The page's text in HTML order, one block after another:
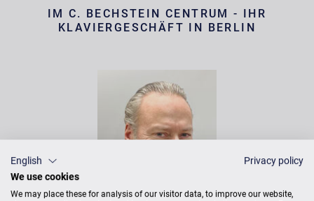
IM C. BECHSTEIN CENTRUM - IHR
KLAVIERGESCHÄFT IN BERLIN
English
Privacy policy
We use cookies
We may place these for analysis of our visitor data, to improve our website,